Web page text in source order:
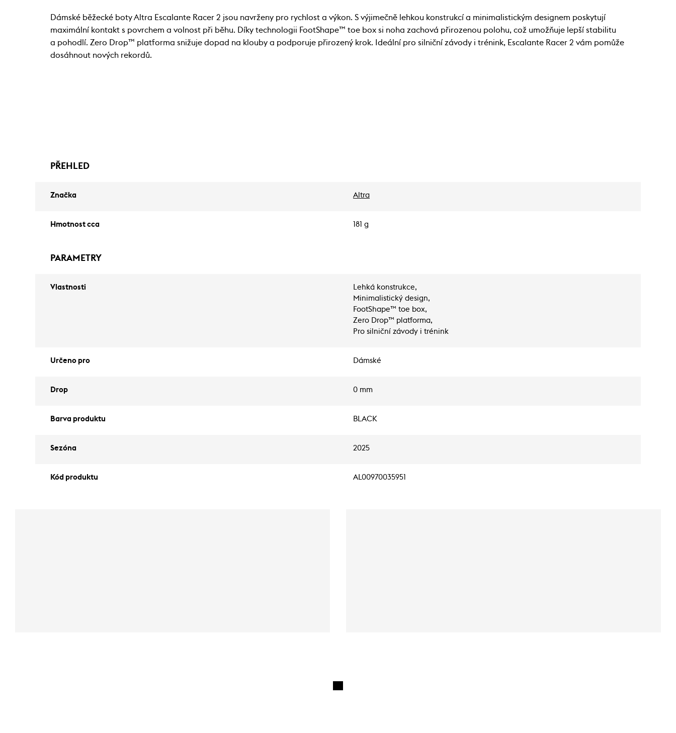
Dámské běžecké boty Altra Escalante Racer 2 jsou navrženy pro rychlost a výkon. S výjimečně lehkou konstrukcí a minimalistickým designem poskytují
maximální kontakt s povrchem a volnost při běhu. Díky technologii FootShape™ toe box si noha zachová přirozenou polohu, což umožňuje lepší stabilitu
a pohodlí. Zero Drop™ platforma snižuje dopad na klouby a podporuje přirozený krok. Ideální pro silniční závody i trénink, Escalante Racer 2 vám pomůže
dosáhnout nových rekordů.
PŘEHLED
Značka Altra
Hmotnost cca 181 g
PARAMETRY
Vlastnosti
Lehká konstrukce,
Minimalistický design,
FootShape™ toe box,
Zero Drop™ platforma,
Pro silniční závody i trénink
Určeno pro Dámské
Drop 0 mm
Barva produktu BLACK
Sezóna 2025
Kód produktu AL00970035951